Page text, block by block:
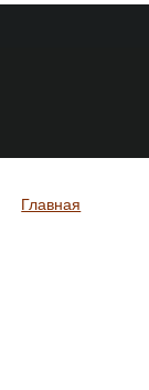
Вы здесь
Главная